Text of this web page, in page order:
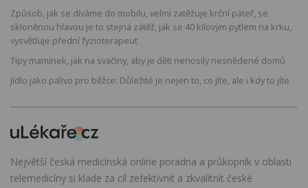
Způsob, jak se díváme do mobilu, velmi zatěžuje krční páteř, se
skloněnou hlavou je to stejná zátěž, jak se 40 kilovým pytlem na krku,
vysvětluje přední fyzioterapeut
Tipy maminek, jak na svačiny, aby je děti nenosily nesnědené domů
Jídlo jako palivo pro běžce: Důležité je nejen to, co jíte, ale i kdy to jíte
Největší česká medicínská online poradna a průkopník v oblasti
telemedicíny si klade za cíl zefektivnit a zkvalitnit české